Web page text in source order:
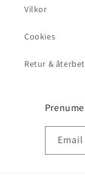
Vilkor
Cookies
Retur &
Email